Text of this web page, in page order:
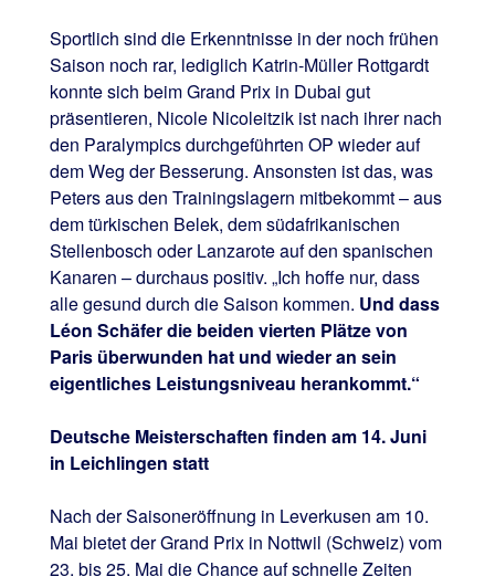
Sportlich sind die Erkenntnisse in der noch frühen
Saison noch rar, lediglich Katrin-Müller Rottgardt
konnte sich beim Grand Prix in Dubai gut
präsentieren, Nicole Nicoleitzik ist nach ihrer nach
den Paralympics durchgeführten OP wieder auf
dem Weg der Besserung. Ansonsten ist das, was
Peters aus den Trainingslagern mitbekommt – aus
dem türkischen Belek, dem südafrikanischen
Stellenbosch oder Lanzarote auf den spanischen
Kanaren – durchaus positiv. „Ich hoffe nur, dass
alle gesund durch die Saison kommen. Und dass
Léon Schäfer die beiden vierten Plätze von
Paris überwunden hat und wieder an sein
eigentliches Leistungsniveau herankommt.“
Deutsche Meisterschaften finden am 14. Juni
in Leichlingen statt
Nach der Saisoneröffnung in Leverkusen am 10.
Mai bietet der Grand Prix in Nottwil (Schweiz) vom
23. bis 25. Mai die Chance auf schnelle Zeiten